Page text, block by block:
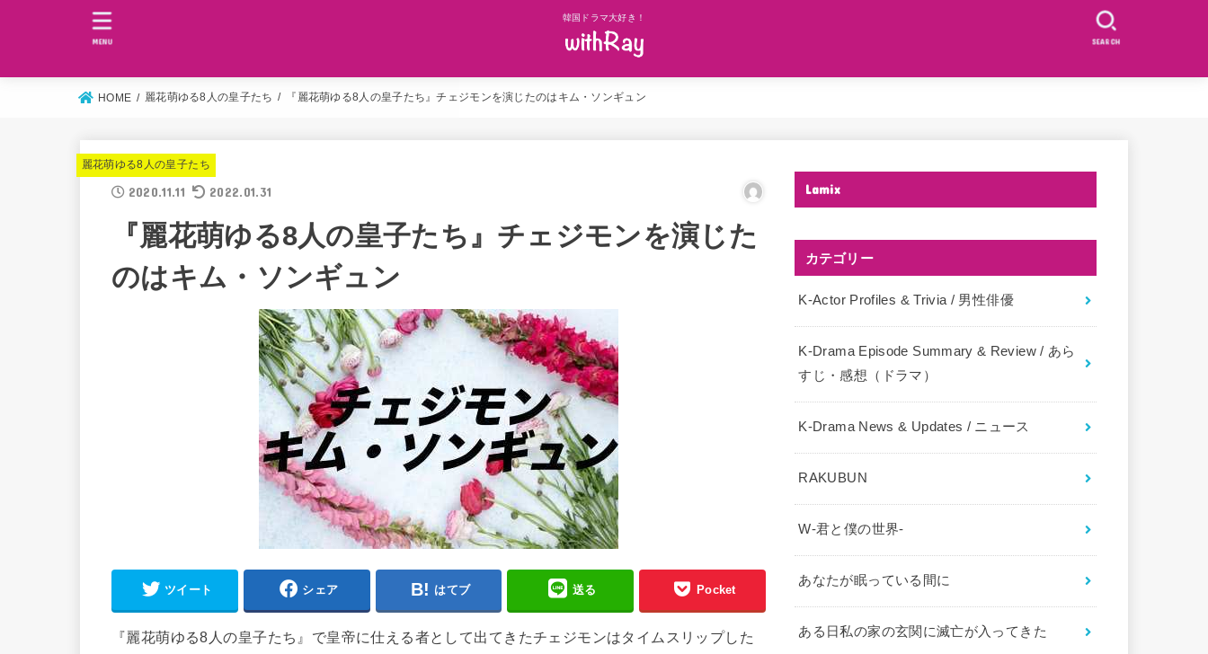
韓国ドラマ大好き！
SEARCH
MENU
HOME 麗花萌ゆる8人の皇子たち 『麗花萌ゆる8人の皇子たち』チェジモンを演じたのはキム・ソンギュン
麗花萌ゆる8人の皇子たち
2020.11.11 2022.01.31
『麗花萌ゆる8人の皇子たち』チェジモンを演じた
のはキム・ソンギュン
ツイート シェア はてブ 送る Pocket
『麗花萌ゆる8人の皇子たち』で皇帝に仕える者として出てきたチェジモンはタイムスリップした
Lamix
カテゴリー
K-Actor Profiles & Trivia / 男性俳優
K-Drama Episode Summary & Review / あら
すじ・感想（ドラマ）
K-Drama News & Updates / ニュース
RAKUBUN
W-君と僕の世界-
あなたが眠っている間に
ある日私の家の玄関に滅亡が入ってきた